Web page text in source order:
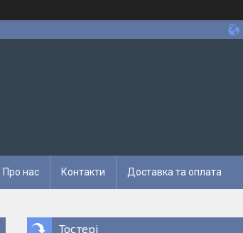
Про нас Контакти Доставка та оплата
Тостері